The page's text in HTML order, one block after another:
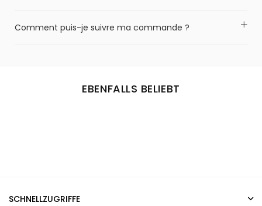
Comment puis-je suivre ma commande ?
EBENFALLS BELIEBT
SCHNELLZUGRIFFE